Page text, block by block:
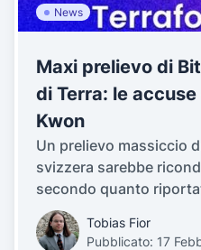
News
Maxi prelievo di
di Terra: le accuse
Kwon
Un prelievo massiccio
svizzera sarebbe
secondo quanto
Tobias Fior
Pubblicato: 17